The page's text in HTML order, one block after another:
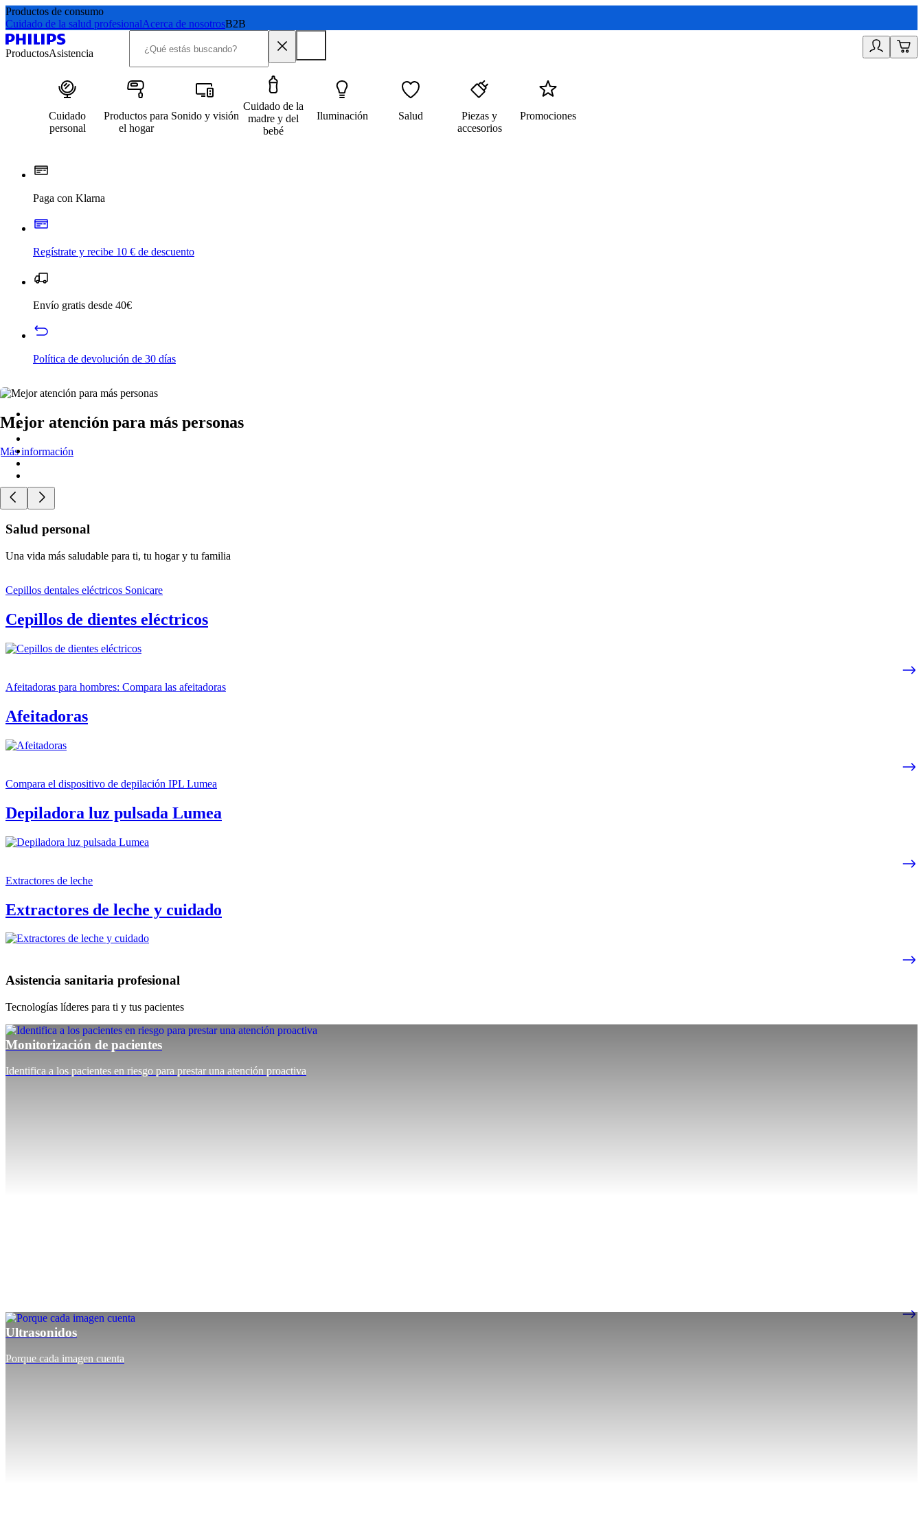
Productos de consumo
Cuidado de la salud profesionalAcerca de nosotrosB2B
ProductosAsistencia
Cuidado
personal
Productos para
el hogar
Sonido y visión
Cuidado de la
madre y del
bebé
Iluminación Salud
Piezas y
accesorios
Promociones
Paga con Klarna
Regístrate y recibe 10 € de descuento
Envío gratis desde 40€
Política de devolución de 30 días
Mejor atención para más personas
Más información
Salud personal
Una vida más saludable para ti, tu hogar y tu familia
Cepillos dentales eléctricos Sonicare
Cepillos de dientes eléctricos
Afeitadoras para hombres: Compara las afeitadoras
Afeitadoras
Compara el dispositivo de depilación IPL Lumea
Depiladora luz pulsada Lumea
Extractores de leche
Extractores de leche y cuidado
Asistencia sanitaria profesional
Tecnologías líderes para ti y tus pacientes
Monitorización de pacientes
Identifica a los pacientes en riesgo para prestar una atención proactiva
Ultrasonidos
Porque cada imagen cuenta